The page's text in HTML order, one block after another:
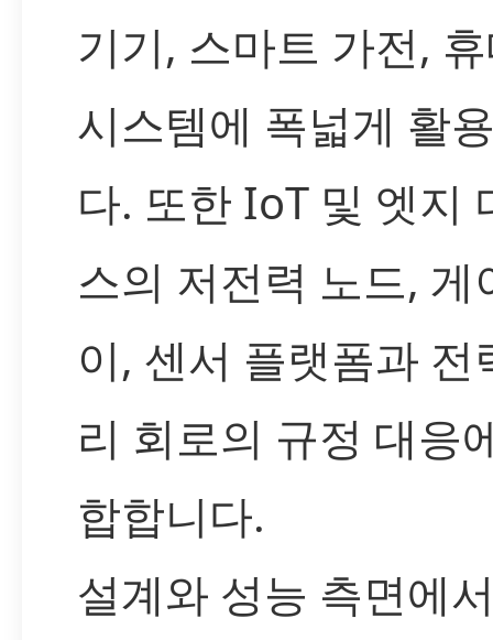
기기, 스마트 가전,
시스템에 폭넓게 활
다. 또한 IoT 및 엣지
스의 저전력 노드, 게
이, 센서 플랫폼과 전
리 회로의 규정 대응
합합니다.
설계와 성능 측면에